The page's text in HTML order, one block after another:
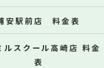
安駅前店 料金表
ルスクール高崎店 料金
表